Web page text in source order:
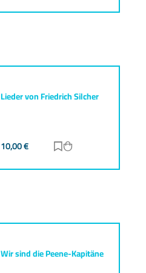
Lieder von Friedrich Silcher
10,00€ Zur Merkliste
Wir sind die Peene-Kapitäne